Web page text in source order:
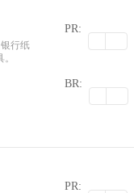
行纸
PR:
BR:
PR: